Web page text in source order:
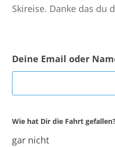
Skireise. Danke das du
Deine Email oder
Wie hat Dir die Fahrt
gar nicht